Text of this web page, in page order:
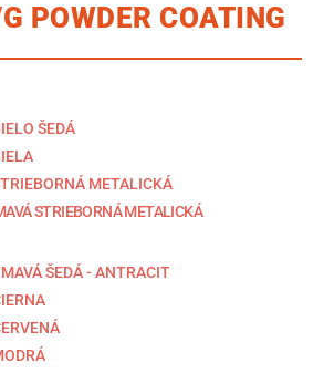
POWDER COATING
ŠEDÁ
METALICKÁ
STRIEBORNÁ METALICKÁ
ŠEDÁ - ANTRACIT